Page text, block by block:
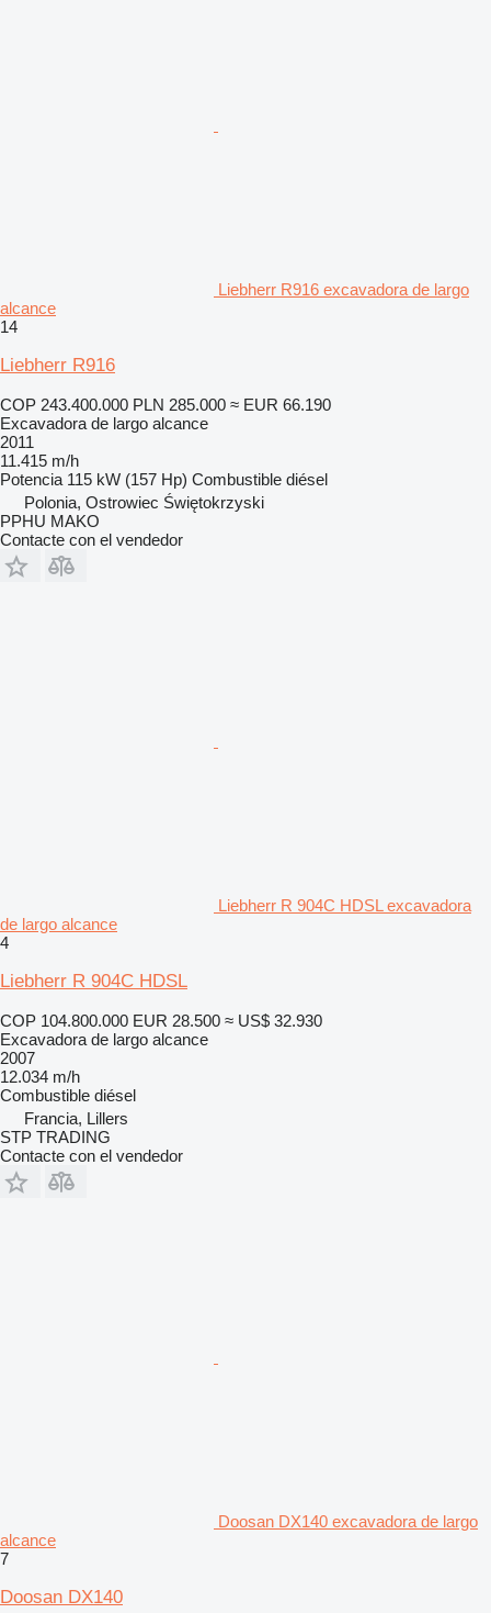
Liebherr R916 excavadora de largo
alcance
14
Liebherr R916
COP 243.400.000 PLN 285.000 ≈ EUR 66.190
Excavadora de largo alcance
2011
11.415 m/h
Potencia 115 kW (157 Hp) Combustible diésel
Polonia, Ostrowiec Świętokrzyski
PPHU MAKO
Contacte con el vendedor
Liebherr R 904C HDSL excavadora
de largo alcance
4
Liebherr R 904C HDSL
COP 104.800.000 EUR 28.500 ≈ US$ 32.930
Excavadora de largo alcance
2007
12.034 m/h
Combustible diésel
Francia, Lillers
STP TRADING
Contacte con el vendedor
Doosan DX140 excavadora de largo
alcance
7
Doosan DX140